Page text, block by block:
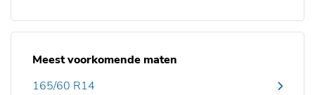
Meest voorkomende maten
165/60 R14